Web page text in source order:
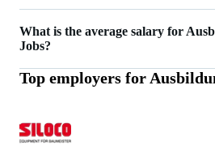
What is the average salary for
Jobs?
The average salary for Ausbildung
Top employers for